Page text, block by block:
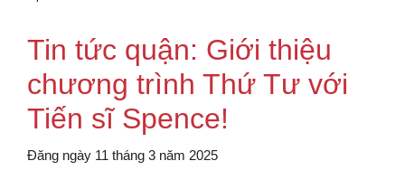
Tin tức quận: Giới thiệu
chương trình Thứ Tư với
Tiến sĩ Spence!
Đăng ngày 11 tháng 3 năm 2025